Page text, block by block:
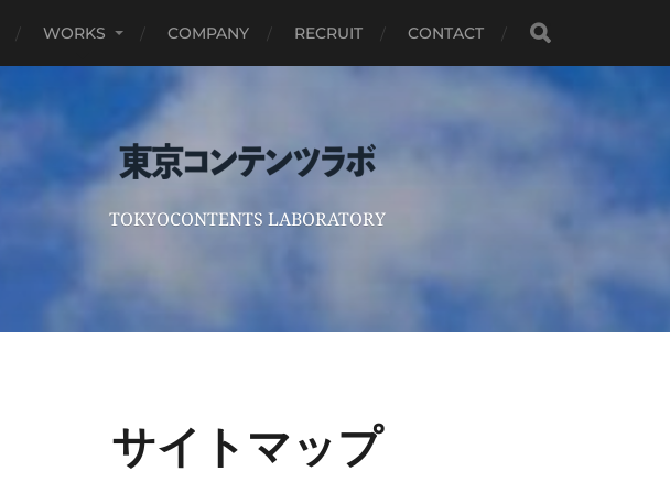
WORKS COMPANY RECRUIT CONTACT
TOKYOCONTENTS LABORATORY
サイトマップ